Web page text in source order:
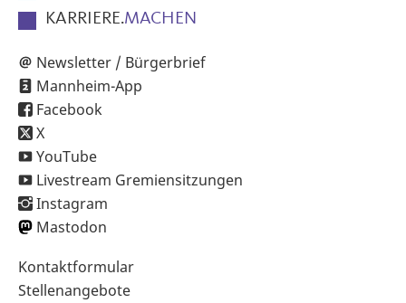
KARRIERE.MACHEN
Newsletter / Bürgerbrief
Mannheim-App
Facebook
X
YouTube
Livestream Gremiensitzungen
Instagram
Mastodon
Sekundärnavigation
im
Kontaktformular
Stellenangebote